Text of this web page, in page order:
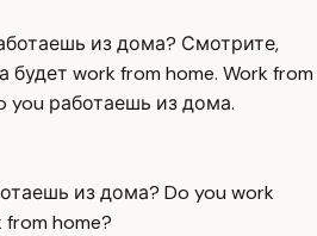
из дома? Смотрите,
будет work from home. Work from
you работаешь из дома.
из дома? Do you work
from home?